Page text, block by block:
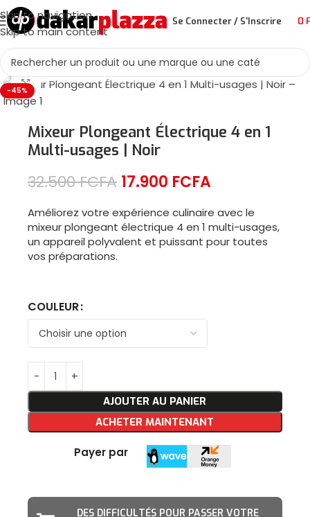
Skip to navigation
Skip to main content
Se Connecter / S'Inscrire 0
-45%
Cliquez pour agrandir
Mixeur Plongeant Électrique 4 en 1
Multi-usages | Noir
32.500FCFA 17.900 FCFA
Améliorez votre expérience culinaire avec le
mixeur plongeant électrique 4 en 1 multi-usages,
un appareil polyvalent et puissant pour toutes
vos préparations.
COULEUR
AJOUTER AU PANIER
ACHETER MAINTENANT
Payer par
DES DIFFICULTÉS POUR PASSER VOTRE